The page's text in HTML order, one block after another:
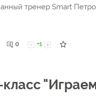
тренер Smart
0 +1